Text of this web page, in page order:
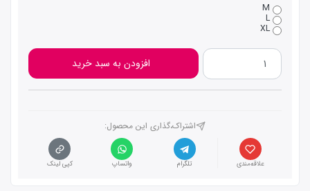
M
L
XL
افزودن به سبد خرید
اشتراک،گذاری این محصول‌:
علاقه‌مندی تلگرام واتساپ کپی لینک